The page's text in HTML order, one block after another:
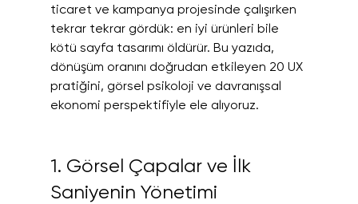
ticaret ve kampanya projesinde çalışırken
tekrar tekrar gördük: en iyi ürünleri bile
kötü sayfa tasarımı öldürür. Bu yazıda,
dönüşüm oranını doğrudan etkileyen 20 UX
pratiğini, görsel psikoloji ve davranışsal
ekonomi perspektifiyle ele alıyoruz.
1. Görsel Çapalar ve İlk
Saniyenin Yönetimi